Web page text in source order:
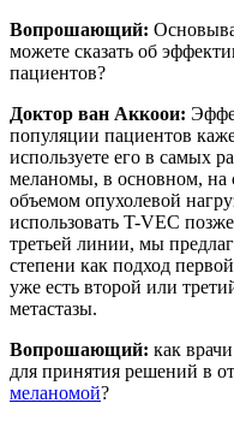
Вопрошающий:
можете сказать об
пациентов?
Доктор ван Аккоои:
популяции пациентов
используете его в самых
меланомы, в основном,
объемом опухолевой
использовать T-VEC
третьей линии, мы
степени как подход
уже есть второй или
метастазы.
Вопрошающий: как
для принятия решений в
меланомой?